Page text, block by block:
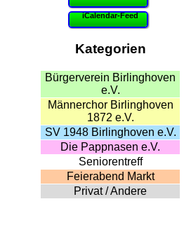
iCalendar-Feed
Kategorien
Bürgerverein Birlinghoven
e.V.
Männerchor Birlinghoven
1872 e.V.
SV 1948 Birlinghoven e.V.
Die Pappnasen e.V.
Seniorentreff
Feierabend Markt
Privat / Andere